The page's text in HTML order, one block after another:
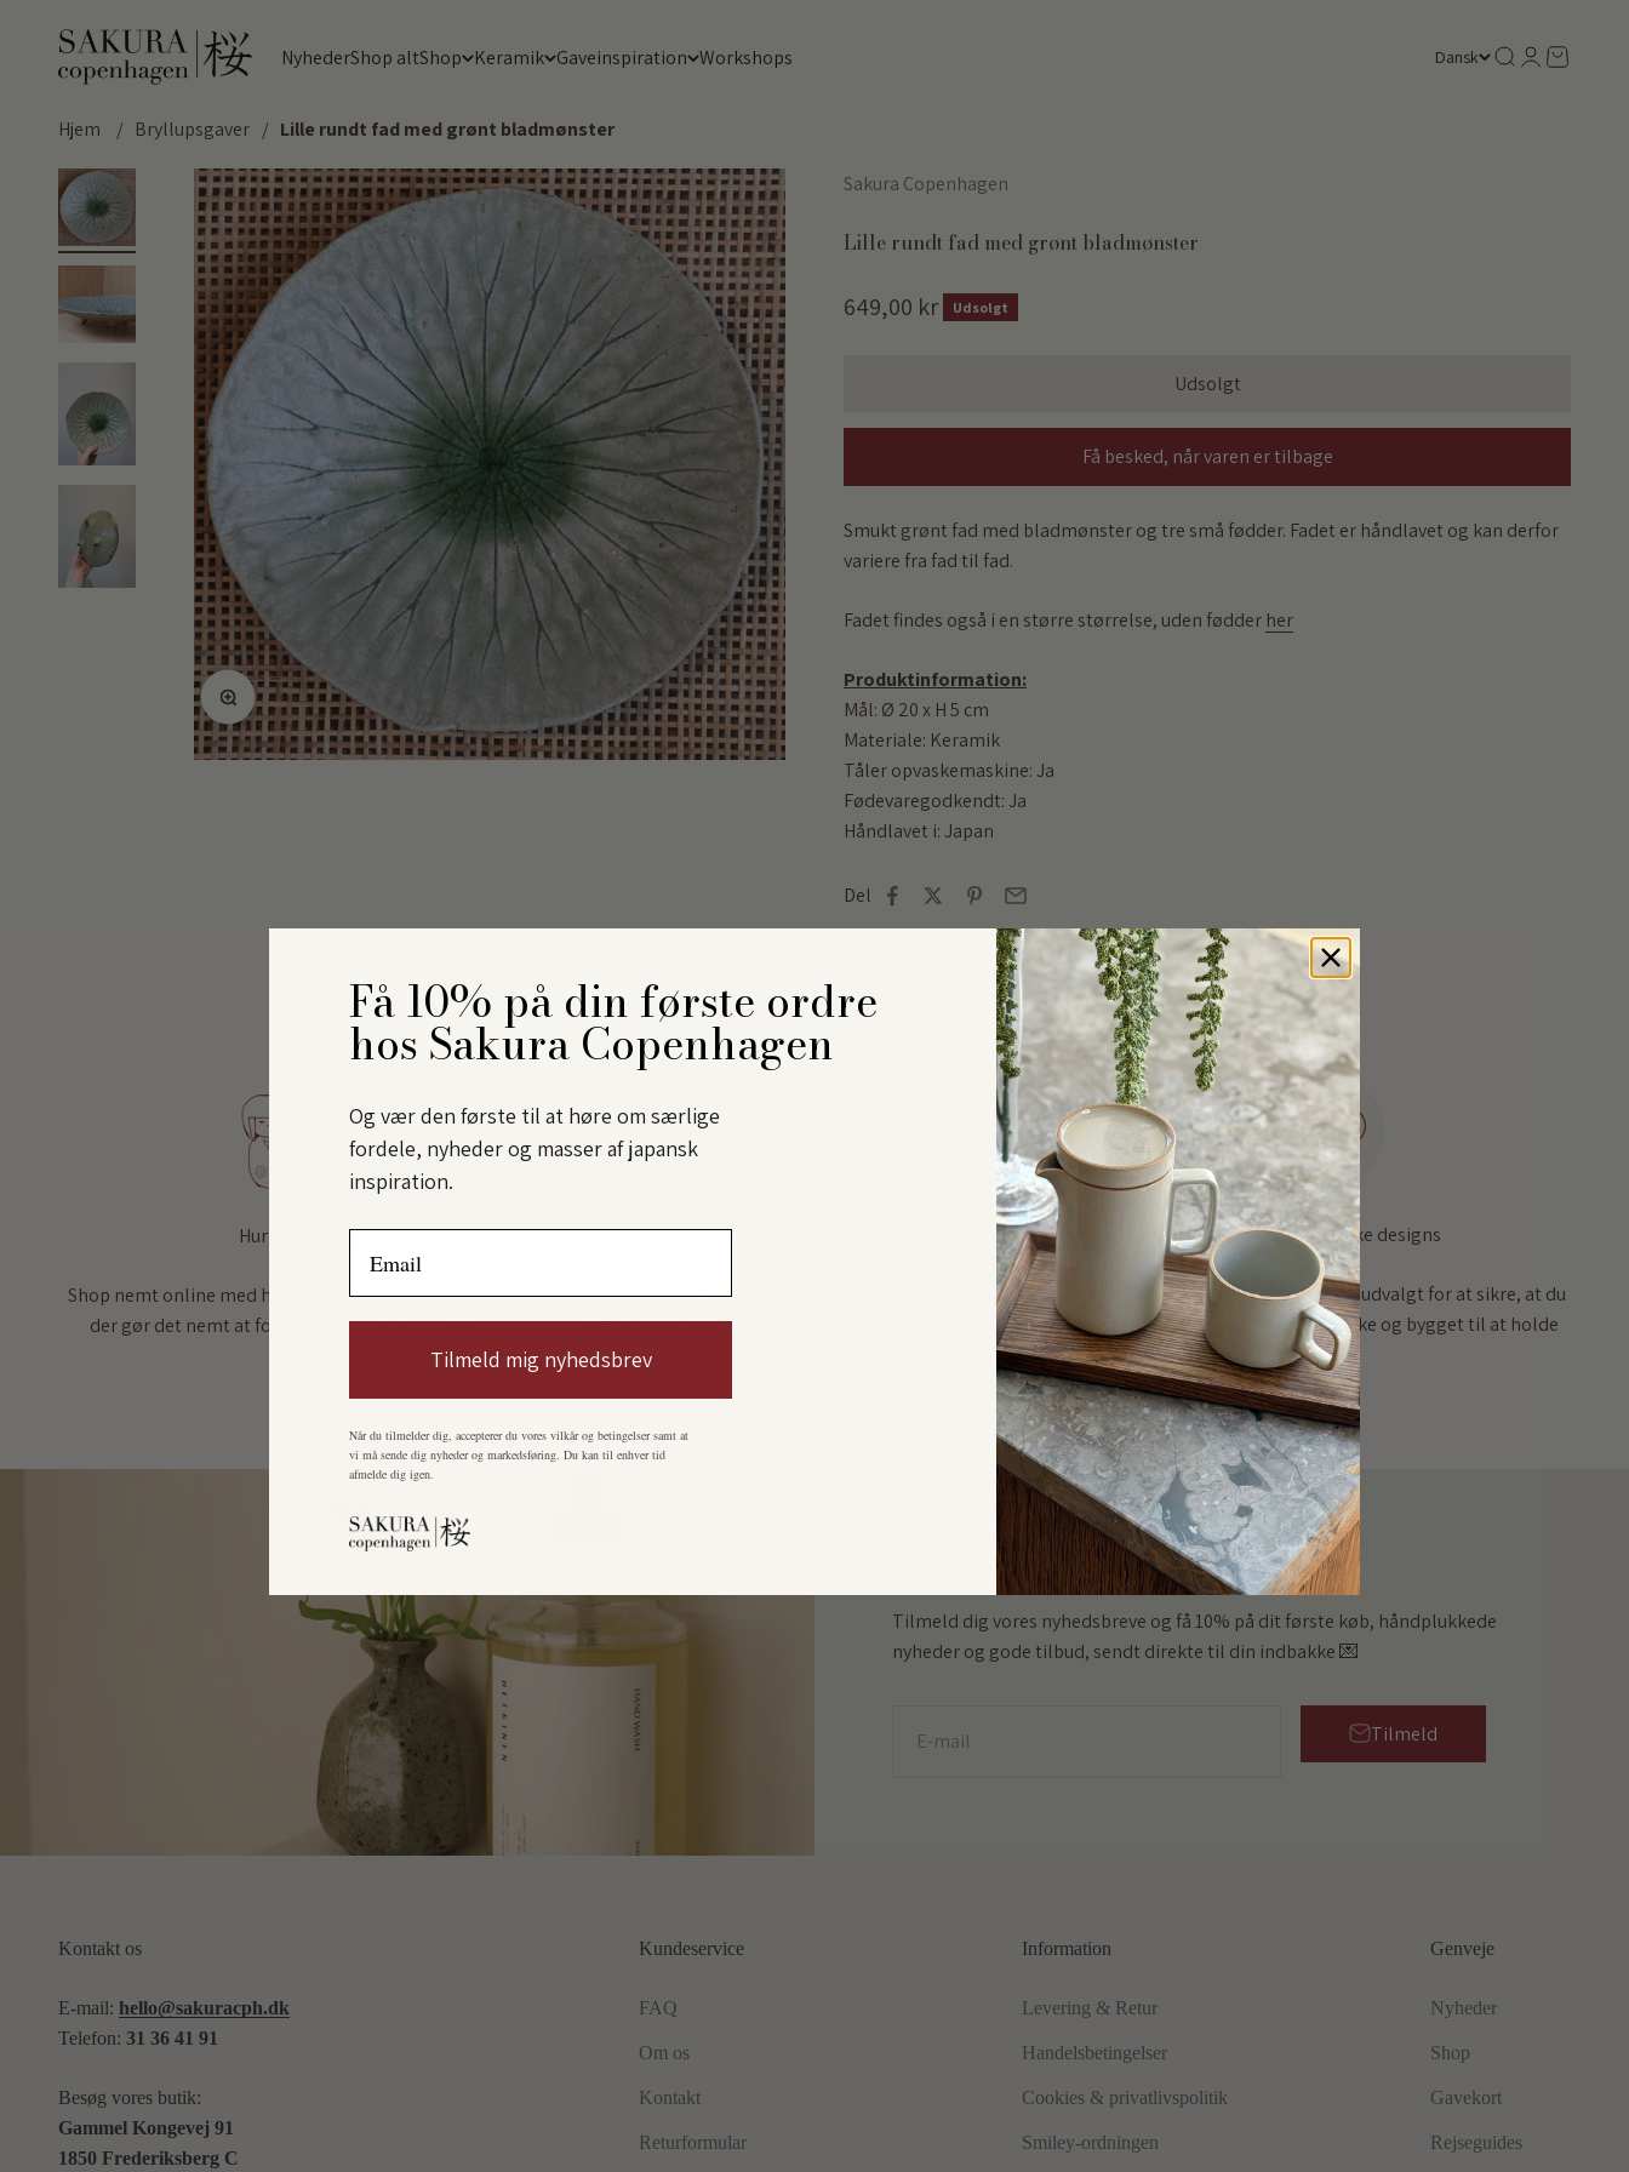
NyhederShop altShop Keramik Gaveinspiration Workshops
Sakura Copenhagen
Dansk Søg Log ind
Kurv
Hjem / Bryllupsgaver / Lille rundt fad med grønt bladmønster
Zoom
Sakura Copenhagen
Lille rundt fad med grønt bladmønster
Salgspris
649,00 kr Udsolgt
Udsolgt
Få besked, når varen er tilbage
Smukt grønt fad med bladmønster og tre små fødder. Fadet er håndlavet og kan derfor
variere fra fad til fad.
Fadet findes også i en større størrelse, uden fødder her
Produktinformation:
Mål: Ø 20 x H 5 cm
Materiale: Keramik
Tåler opvaskemaskine: Ja
Fødevaregodkendt: Ja
Håndlavet i: Japan
Del
Hurtig levering
Shop nemt online med hurtig levering direkte til din dør,
der gør det nemt at forvandle dit hjem på ingen tid.
Personlig kundeservice
Hos Sakura Copenhagen er vi dedikeret til at tilbyde
personlig og hjælpsom kundeservice, så du får den bedste
Høj kvalitet, unikke designs
Vores sortiment er omhyggeligt udvalgt for at sikre, at du
får produkter, der både er smukke og bygget til at holde
Tilmeld dig vores nyhedsbrev
Tilmeld dig vores nyhedsbreve og få 10% på dit første køb, håndplukkede
nyheder og gode tilbud, sendt direkte til din indbakke 💌
E-mail Tilmeld
Kontakt os
E-mail: hello@sakuracph.dk
Telefon: 31 36 41 91
Besøg vores butik:
Gammel Kongevej 91
1850 Frederiksberg C
Kundeservice
FAQ
Om os
Kontakt
Returformular
Information
Levering & Retur
Handelsbetingelser
Cookies & privatlivspolitik
Smiley-ordningen
Genveje
Nyheder
Shop
Gavekort
Rejseguides
Få 10% på din første ordre
hos Sakura Copenhagen
Og vær den første til at høre om særlige
fordele, nyheder og masser af japansk
inspiration.
Tilmeld mig nyhedsbrev
Når du tilmelder dig, accepterer du vores vilkår og betingelser samt at
vi må sende dig nyheder og markedsføring. Du kan til enhver tid
afmelde dig igen.